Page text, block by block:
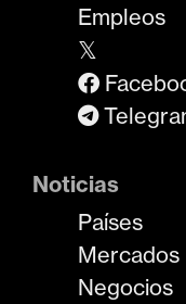
Empleos
𝕏
Noticias
Países
Mercados
Negocios